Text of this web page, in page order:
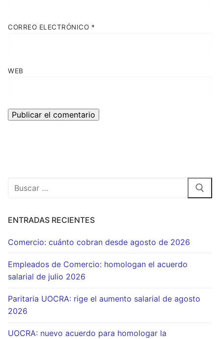
CORREO ELECTRÓNICO *
WEB
Buscar:
ENTRADAS RECIENTES
Comercio: cuánto cobran desde agosto de 2026
Empleados de Comercio: homologan el acuerdo
salarial de julio 2026
Paritaria UOCRA: rige el aumento salarial de agosto
2026
UOCRA: nuevo acuerdo para homologar la